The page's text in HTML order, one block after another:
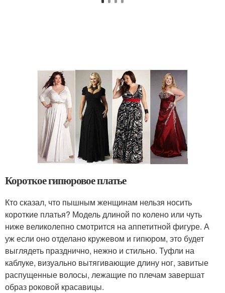
Короткое гипюровое платье
Кто сказал, что пышным женщинам нельзя носить
короткие платья? Модель длиной по колено или чуть
ниже великолепно смотрится на аппетитной фигуре. А
уж если оно отделано кружевом и гипюром, это будет
выглядеть празднично, нежно и стильно. Туфли на
каблуке, визуально вытягивающие длину ног, завитые
распущенные волосы, лежащие по плечам завершат
образ роковой красавицы.